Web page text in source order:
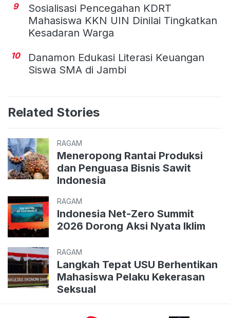
9
Sosialisasi Pencegahan KDRT
Mahasiswa KKN UIN Dinilai Tingkatkan
Kesadaran Warga
10
Danamon Edukasi Literasi Keuangan
Siswa SMA di Jambi
Related Stories
RAGAM
Meneropong Rantai Produksi
dan Penguasa Bisnis Sawit
Indonesia
RAGAM
Indonesia Net-Zero Summit
2026 Dorong Aksi Nyata Iklim
RAGAM
Langkah Tepat USU Berhentikan
Mahasiswa Pelaku Kekerasan
Seksual